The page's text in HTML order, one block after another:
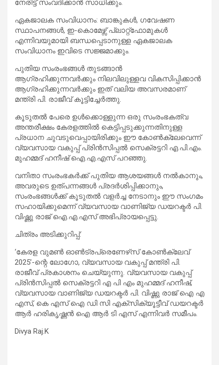
നേരിട്ട് സംവദിക്കാൻ സാധിക്കും.
ഏകജാലക സംവിധാനം: ബാങ്കുകൾ, ഗവേഷണ
സ്ഥാപനങ്ങൾ, ഇ-കൊമേഴ്സ് പ്ലാറ്റ്‌ഫോമുകൾ
എന്നിവയുമായി ബന്ധപ്പെടാനുള്ള ഏകജാലക
സംവിധാനം ഇവിടെ സജ്ജമാക്കും.
പുതിയ സംരംഭങ്ങൾ തുടങ്ങാൻ
ആഗ്രഹിക്കുന്നവർക്കും നിലവിലുള്ളവ വികസിപ്പിക്കാൻ
ആഗ്രഹിക്കുന്നവർക്കും ഇത് വലിയ അവസരമാണ്
മന്ത്രി പി. രാജീവ് കൂട്ടിച്ചേർത്തു.
കൂടുതൽ പേരെ ഉൾക്കൊള്ളുന്ന ഒരു സംരംഭകത്വ
അന്തരീക്ഷം കേരളത്തിൽ കെട്ടിപ്പടുക്കുന്നതിനുള്ള
പ്രധാന ചുവടുവെപ്പായിരിക്കും ഈ കോൺക്ലേവെന്ന്
വ്യവസായ വകുപ്പ് പ്രിൻസിപ്പൽ സെക്രട്ടറി എ.പി.എം.
മുഹമ്മദ് ഹനീഷ് ഐ.എ.എസ് പറഞ്ഞു.
വനിതാ സംരംഭകർക്ക് പുതിയ ആശയങ്ങൾ നൽകാനും,
അവരുടെ ഉത്പന്നങ്ങൾ പ്രദർശിപ്പിക്കാനും,
സംരംഭങ്ങൾക്ക് കൂടുതൽ വളർച്ച നേടാനും ഈ സംഗമം
സഹായിക്കുമെന്ന് വ്യവസായ വാണിജ്യ ഡയറക്ടർ പി.
വിഷ്ണു രാജ് ഐ.എ.എസ് അഭിപ്രായപ്പെട്ടു.
ചിത്രം അടിക്കുറിപ്പ്:
‘കേരള വുമൺ ഓൺട്രപ്രെണേഴ്‌സ് കോൺക്ലേവ്
2025’-ന്റെ ലോഗോ, വ്യവസായ വകുപ്പ് മന്ത്രി പി.
രാജീവ് പ്രകാശനം ചെയ്യുന്നു. വ്യവസായ വകുപ്പ്
പ്രിൻസിപ്പൽ സെക്രട്ടറി എ പി എം മുഹമ്മദ് ഹനീഷ്,
വ്യവസായ വാണിജ്യ ഡയറക്ടർ പി. വിഷ്ണു രാജ് ഐ എ
എസ്, കെ എസ് ഐ ഡി സി എക്സിക്യൂട്ടീവ് ഡയറക്ടർ
ആർ ഹരികൃഷ്ണൻ ഐ ആർ ടി എസ് എന്നിവർ സമീപം.
Divya Raj.K